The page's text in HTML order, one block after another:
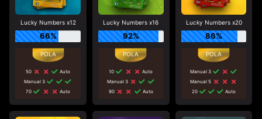
Lucky Numbers x12
66%
50
Auto
Manual 3
70
Auto
Lucky Numbers x16
92%
10
Auto
Manual 3
90
Auto
Lucky Numbers x20
86%
Manual 3
Manual 5
20
Auto